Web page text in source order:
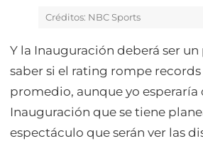
Créditos: NBC Sports
Y la Inauguración deberá ser
saber si el rating rompe
promedio, aunque yo esperaría
Inauguración que se tiene
espectáculo que serán ver las